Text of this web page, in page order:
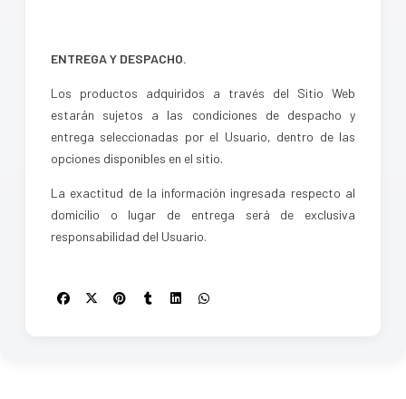
ENTREGA Y DESPACHO.
Los productos adquiridos a través del Sitio Web
estarán sujetos a las condiciones de despacho y
entrega seleccionadas por el Usuario, dentro de las
opciones disponibles en el sitio.
La exactitud de la información ingresada respecto al
domicilio o lugar de entrega será de exclusiva
responsabilidad del Usuario.